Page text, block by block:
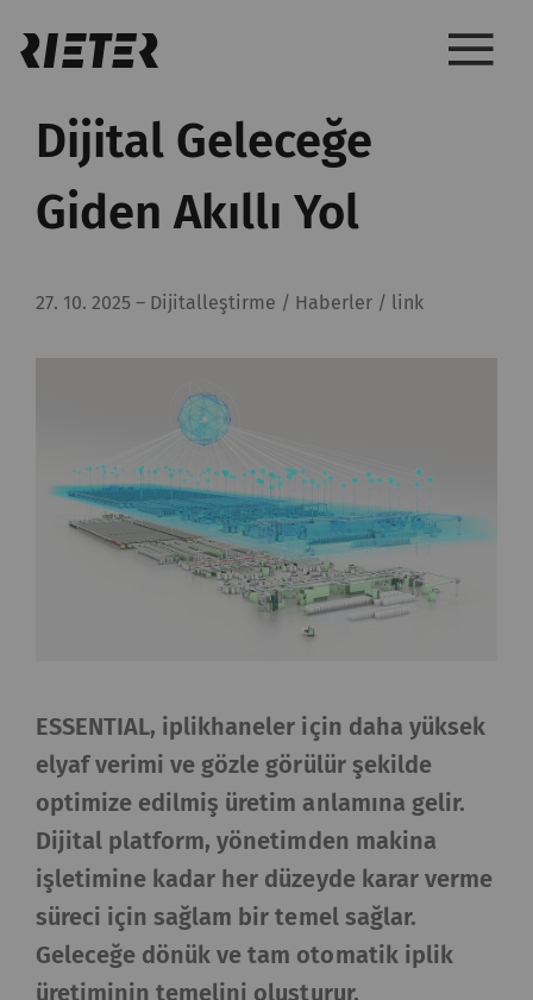
Dijital Geleceğe
Giden Akıllı Yol
27. 10. 2025– Dijitalleştirme / Haberler / link
ESSENTIAL, iplikhaneler için daha yüksek
elyaf verimi ve gözle görülür şekilde
optimize edilmiş üretim anlamına gelir.
Dijital platform, yönetimden makina
işletimine kadar her düzeyde karar verme
süreci için sağlam bir temel sağlar.
Geleceğe dönük ve tam otomatik iplik
üretiminin temelini oluşturur.